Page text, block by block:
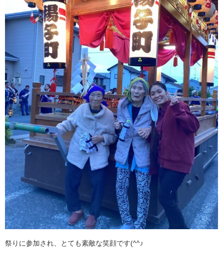
祭りに参加され、とても素敵な笑顔です(^^♪